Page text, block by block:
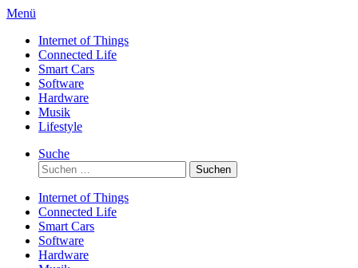
Direkt
Inhalt
Menü
Internet of Things
Connected Life
Smart Cars
Software
Hardware
Musik
Lifestyle
Suche
Suchen
nach:
Internet of Things
Connected Life
Smart Cars
Software
Hardware